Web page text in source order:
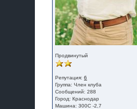
Продвинутый
Репутация:6
Группа:Член клуба
Сообщений: 288
Город: Краснодар
Машина: 300С -2,7